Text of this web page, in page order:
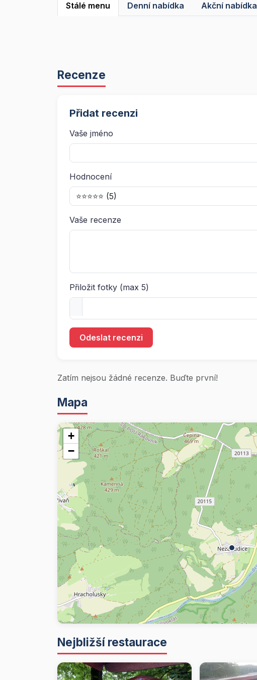
Stálé menu Denní nabídka Akční nabídka
Recenze
Přidat recenzi
Vaše jméno
Hodnocení
Vaše recenze
Přiložit fotky (max 5)
Odeslat recenzi
Zatím nejsou žádné recenze. Buďte první!
Mapa
+
−
Nejbližší restaurace